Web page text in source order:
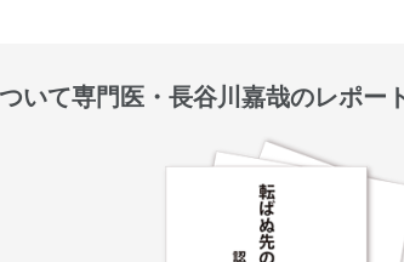
いて専門医・長谷川嘉哉のレポー